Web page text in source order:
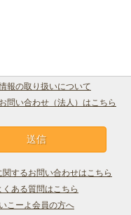
報の取り扱いについて
問い合わせ（法人）はこちら
関するお問い合わせはこちら
くある質問はこちら
いこーよ会員の方へ